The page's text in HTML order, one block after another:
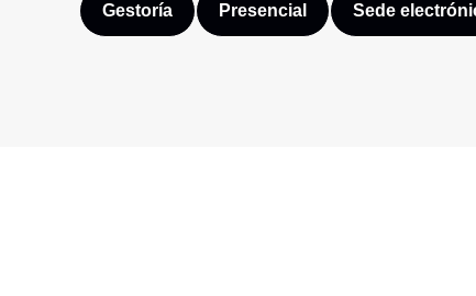
Gestoría Presencial Sede